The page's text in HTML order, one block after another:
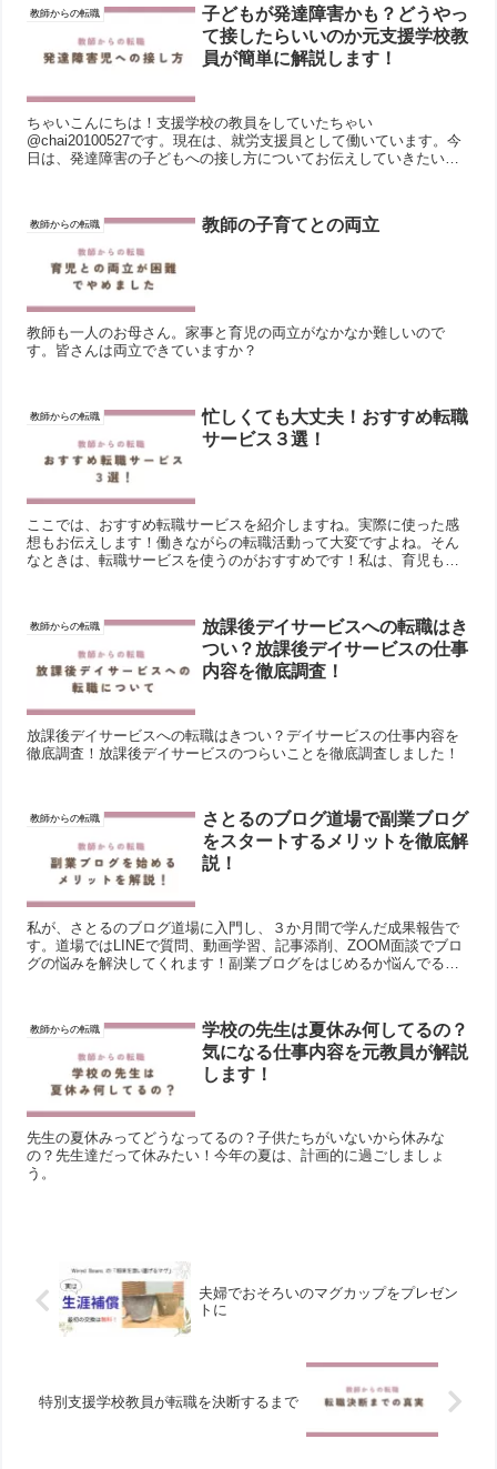
教師からの転職
子どもが発達障害かも？どうやっ
て接したらいいのか元支援学校教
員が簡単に解説します！
ちゃいこんにちは！支援学校の教員をしていたちゃい
@chai20100527です。現在は、就労支援員として働いています。今
日は、発達障害の子どもへの接し方についてお伝えしていきたいと
教師からの転職 教師の子育てとの両立
教師も一人のお母さん。家事と育児の両立がなかなか難しいので
す。皆さんは両立できていますか？
教師からの転職
忙しくても大丈夫！おすすめ転職
サービス３選！
ここでは、おすすめ転職サービスを紹介しますね。実際に使った感
想もお伝えします！働きながらの転職活動って大変ですよね。そん
なときは、転職サービスを使うのがおすすめです！私は、育児もあ
教師からの転職
放課後デイサービスへの転職はき
つい？放課後デイサービスの仕事
内容を徹底調査！
放課後デイサービスへの転職はきつい？デイサービスの仕事内容を
徹底調査！放課後デイサービスのつらいことを徹底調査しました！
教師からの転職
さとるのブログ道場で副業ブログ
をスタートするメリットを徹底解
説！
私が、さとるのブログ道場に入門し、３か月間で学んだ成果報告で
す。道場ではLINEで質問、動画学習、記事添削、ZOOM面談でブロ
グの悩みを解決してくれます！副業ブログをはじめるか悩んでるあ
教師からの転職
学校の先生は夏休み何してるの？
気になる仕事内容を元教員が解説
します！
先生の夏休みってどうなってるの？子供たちがいないから休みな
の？先生達だって休みたい！今年の夏は、計画的に過ごしましょ
う。
夫婦でおそろいのマグカップをプレゼン
トに
特別支援学校教員が転職を決断するまで